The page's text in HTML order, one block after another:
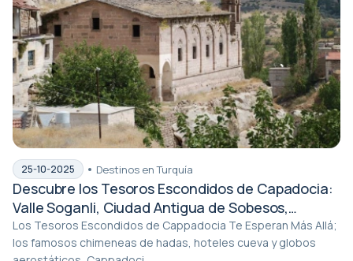
25-10-2025 Destinos en Turquía
Descubre los Tesoros Escondidos de Capadocia:
Valle Soganli, Ciudad Antigua de Sobesos,
Monasterio de Keslik, Iglesia Cemil y Pueblo
Antiguo Griego de Mustafapasa
Los Tesoros Escondidos de Cappadocia Te Esperan Más Allá;
los famosos chimeneas de hadas, hoteles cueva y globos